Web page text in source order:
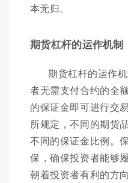
本无归。
期货杠杆的运作机制
期货杠杆的运作
者无需支付合约的全
的保证金即可进行交
所规定，不同的期货
不同的保证金比例。
保，确保投资者能够
朝着投资者有利的方